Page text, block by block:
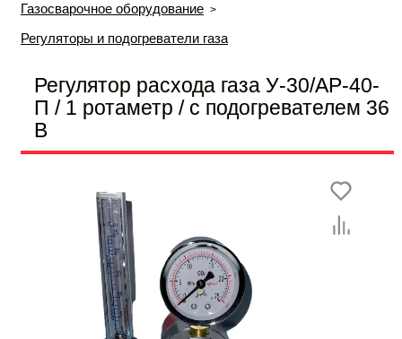
Газосварочное оборудование
Регуляторы и подогреватели газа
Регулятор расхода газа У-30/АР-40-
П / 1 ротаметр / с подогревателем 36
В